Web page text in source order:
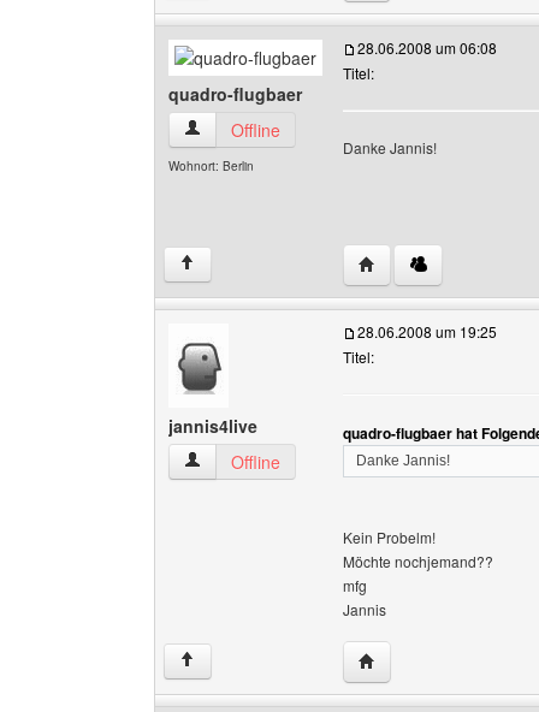
quadro-flugbaer
quadro-flugbaer Benutzer-Profile anzeigen
Offline
Wohnort: Berlin
28.06.2008 um 06:08
Titel:
Danke Jannis!
↑ Website dieses
jannis4live
jannis4live Benutzer-Profile anzeigen
Offline
28.06.2008 um 19:25
Titel:
quadro-flugbaer hat
Danke Jannis!
Kein Probelm!
Möchte nochjemand??
mfg
Jannis
↑ Website dieses